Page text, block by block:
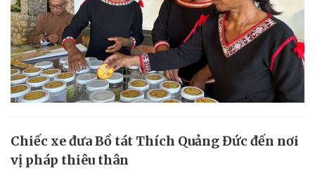
Chiếc xe đưa Bồ tát Thích Quảng Đức đến nơi
vị pháp thiêu thân